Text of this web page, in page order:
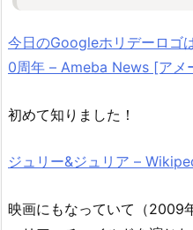
今日のGoogleホリデーロゴ
0周年 – Ameba News [アメ
初めて知りました！
ジュリー&ジュリア –
映画にもなっていて（2009